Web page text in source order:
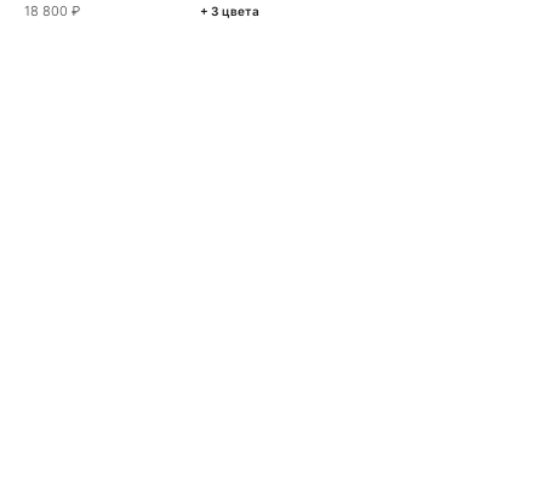
18 800 ₽ + 3 цвета